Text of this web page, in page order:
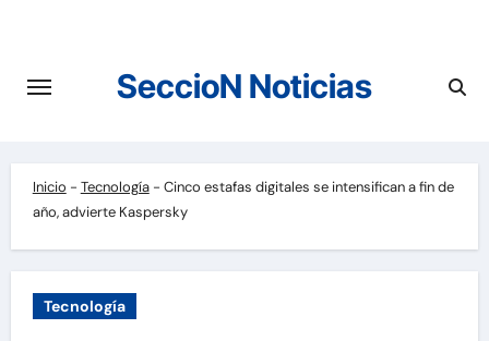
contenido
SeccioN Noticias
Inicio - Tecnología- Cinco estafas digitales se intensifican a fin de
año, advierte Kaspersky
Tecnología